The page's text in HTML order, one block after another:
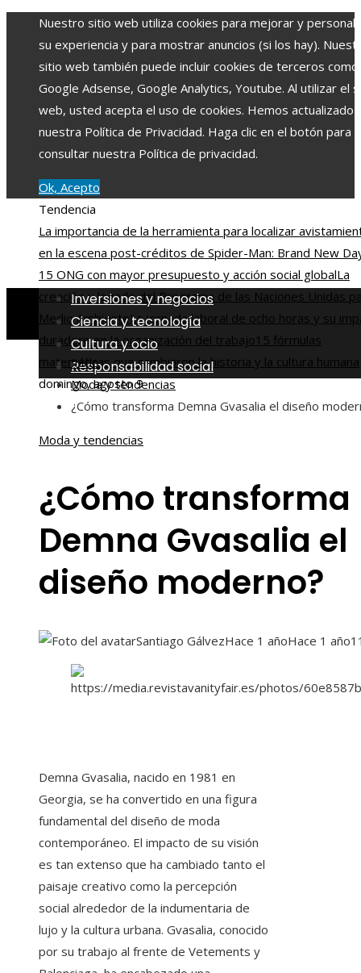
Nuestro sitio web utiliza cookies para mejorar y
su experiencia y para mostrar anuncios (si los hay).
sitio web también puede incluir cookies de terceros como
Google Adsense, Google Analytics, Youtube. Al utilizar el
web, usted acepta el uso de cookies. Hemos actualizado
nuestra Política de Privacidad. Haga clic en el botón para
consultar nuestra Política de privacidad.
Ok, Acepto
Tendencia
La importancia de la herramienta para localizar
en la escena post-créditos de Spider-Man: Brand New
15 ONG con mayor presupuesto y acción social globalLa
creación y legado del Programa de las Naciones Unidas
Medio AmbienteLa jornada laboral de ocho horas y su
duradero en la organización del trabajo15 fórmulas
matemáticas que cambiaron la historia y la cultura humana
domingo, agosto 9
Inversiones y negocios
Ciencia y tecnología
Cultura y ocio
Responsabilidad social
Inicio
Moda y tendencias
¿Cómo transforma Demna Gvasalia el diseño
Moda y tendencias
¿Cómo transforma
Demna Gvasalia el
diseño moderno?
Santiago GálvezHace 1 añoHace 1 año
Demna Gvasalia, nacido en 1981 en
Georgia, se ha convertido en una figura
fundamental del diseño de moda
contemporáneo. El impacto de su visión
es tan extenso que ha cambiado tanto el
paisaje creativo como la percepción
social alrededor de la indumentaria de
lujo y la cultura urbana. Gvasalia, conocido
por su trabajo al frente de Vetements y